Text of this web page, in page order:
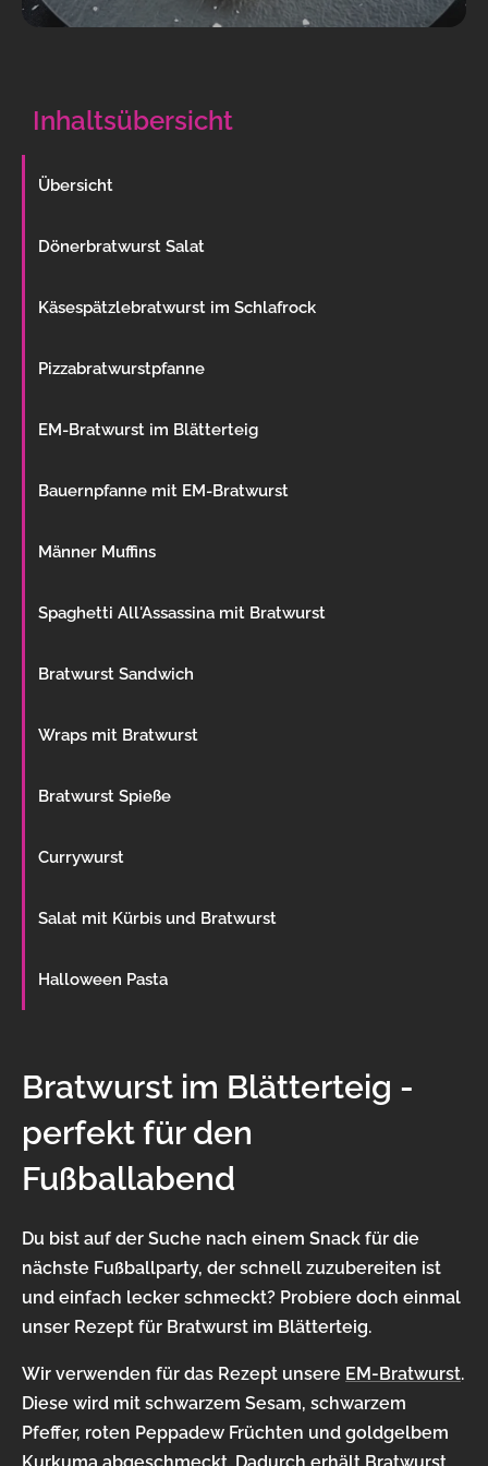
Inhaltsübersicht
Übersicht
Dönerbratwurst Salat
Käsespätzlebratwurst im Schlafrock
Pizzabratwurstpfanne
EM-Bratwurst im Blätterteig
Bauernpfanne mit EM-Bratwurst
Männer Muffins
Spaghetti All'Assassina mit Bratwurst
Bratwurst Sandwich
Wraps mit Bratwurst
Bratwurst Spieße
Currywurst
Salat mit Kürbis und Bratwurst
Halloween Pasta
Bratwurst im Blätterteig -
perfekt für den
Fußballabend
Du bist auf der Suche nach einem Snack für die
nächste Fußballparty, der schnell zuzubereiten ist
und einfach lecker schmeckt? Probiere doch einmal
unser Rezept für Bratwurst im Blätterteig.
Wir verwenden für das Rezept unsere EM-Bratwurst.
Diese wird mit schwarzem Sesam, schwarzem
Pfeffer, roten Peppadew Früchten und goldgelbem
Kurkuma abgeschmeckt. Dadurch erhält Bratwurst